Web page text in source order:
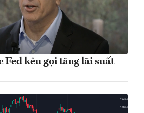
Fed kêu gọi tăng lãi suất